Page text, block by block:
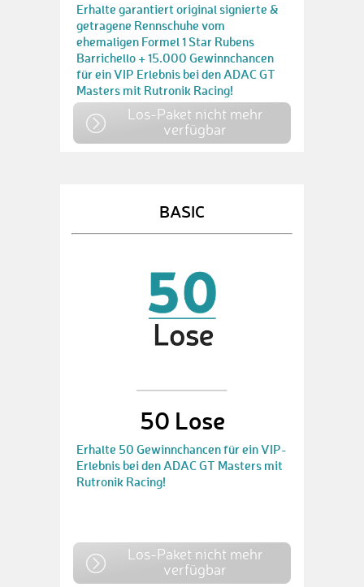
Erhalte garantiert original signierte &
getragene Rennschuhe vom
ehemaligen Formel 1 Star Rubens
Barrichello + 15.000 Gewinnchancen
für ein VIP Erlebnis bei den ADAC GT
Masters mit Rutronik Racing!
Los-Paket nicht mehr
verfügbar
BASIC
50 Lose
Erhalte 50 Gewinnchancen für ein VIP-
Erlebnis bei den ADAC GT Masters mit
Rutronik Racing!
Los-Paket nicht mehr
verfügbar